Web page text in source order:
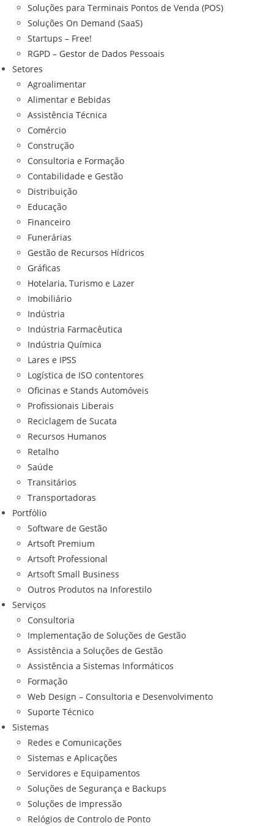
Soluções para Terminais Pontos de Venda (POS)
Soluções On Demand (SaaS)
Startups – Free!
RGPD – Gestor de Dados Pessoais
Setores
Agroalimentar
Alimentar e Bebidas
Assistência Técnica
Comércio
Construção
Consultoria e Formação
Contabilidade e Gestão
Distribuição
Educação
Financeiro
Funerárias
Gestão de Recursos Hídricos
Gráficas
Hotelaria, Turismo e Lazer
Imobiliário
Indústria
Indústria Farmacêutica
Indústria Química
Lares e IPSS
Logística de ISO contentores
Oficinas e Stands Automóveis
Profissionais Liberais
Reciclagem de Sucata
Recursos Humanos
Retalho
Saúde
Transitários
Transportadoras
Portfólio
Software de Gestão
Artsoft Premium
Artsoft Professional
Artsoft Small Business
Outros Produtos na Inforestilo
Serviços
Consultoria
Implementação de Soluções de Gestão
Assistência a Soluções de Gestão
Assistência a Sistemas Informáticos
Formação
Web Design – Consultoria e Desenvolvimento
Suporte Técnico
Sistemas
Redes e Comunicações
Sistemas e Aplicações
Servidores e Equipamentos
Soluções de Segurança e Backups
Soluções de Impressão
Relógios de Controlo de Ponto